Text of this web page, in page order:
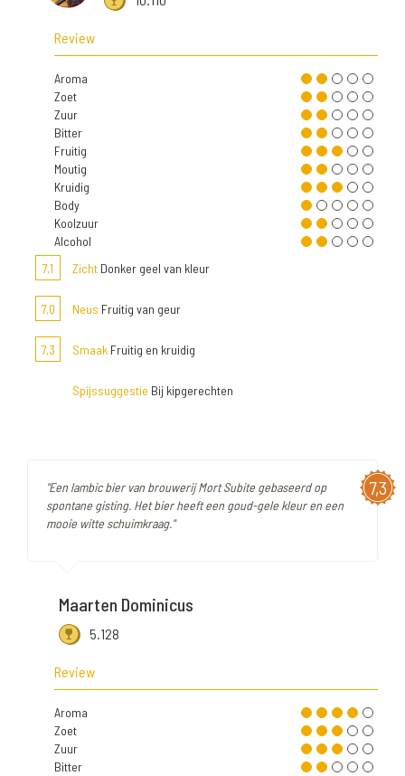
Review
Aroma
Zoet
Zuur
Bitter
Fruitig
Moutig
Kruidig
Body
Koolzuur
Alcohol
7,1
Zicht Donker geel van kleur
7,0 Neus Fruitig van geur
7,3 Smaak Fruitig en kruidig
Spijssuggestie Bij kipgerechten
7,3
"Een lambic bier van brouwerij Mort Subite gebaseerd op
spontane gisting. Het bier heeft een goud-gele kleur en een
mooie witte schuimkraag."
Maarten Dominicus
5.128
Review
Aroma
Zoet
Zuur
Bitter